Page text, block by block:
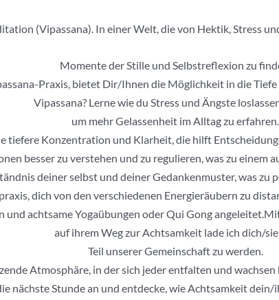
(Vipassana). In einer Welt, die von Hektik, Stress
Momente der Stille und Selbstreflexion zu
Praxis, bietet Dir/Ihnen die Möglichkeit in die
Vipassana? Lerne wie du Stress und Ängste
um mehr Gelassenheit im Alltag zu erfahren.
tiefere Konzentration und Klarheit, die hilft
besser zu verstehen und zu regulieren, was zu einem
deiner selbst und deiner Gedankenmuster, was
dich von den verschiedenen Energieräubern zu
achtsame Yogaübungen oder Qui Gong
auf ihrem Weg zur Achtsamkeit lade ich dich/sie
Teil unserer Gemeinschaft zu werden.
Atmosphäre, in der sich jeder entfalten und
nächste Stunde an und entdecke, wie Achtsamkeit dein/